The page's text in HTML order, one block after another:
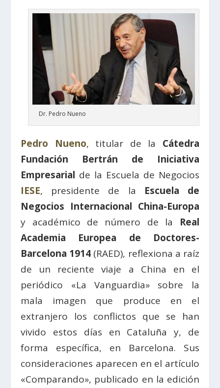
Dr. Pedro Nueno
Pedro Nueno, titular de la Cátedra
Fundación Bertrán de Iniciativa
Empresarial de la Escuela de Negocios
IESE, presidente de la Escuela de
Negocios Internacional China-Europa
y académico de número de la Real
Academia Europea de Doctores-
Barcelona 1914 (RAED), reflexiona a raíz
de un reciente viaje a China en el
periódico «La Vanguardia» sobre la
mala imagen que produce en el
extranjero los conflictos que se han
vivido estos días en Cataluña y, de
forma específica, en Barcelona. Sus
consideraciones aparecen en el artículo
«Comparando», publicado en la edición